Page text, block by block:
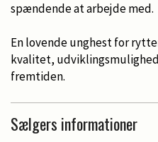
spændende at arbejde med.
En lovende unghest for
kvalitet,
fremtiden.
Sælgers informationer